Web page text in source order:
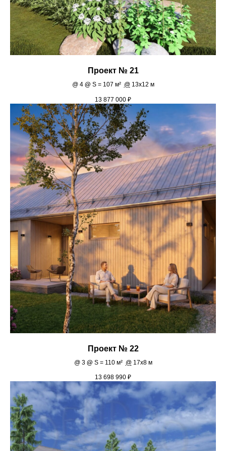
Проект № 21
@ 4 @ S = 107 м² @13х12 м
13 877 000 ₽
Проект № 22
@ 3 @ S = 110 м² @17х8 м
13 698 990 ₽